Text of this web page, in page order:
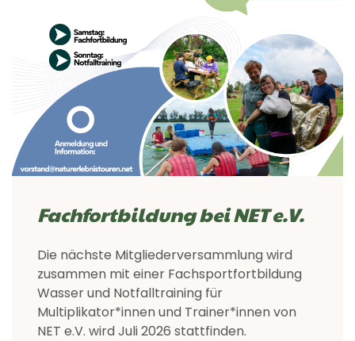
Fachfortbildung bei NET e.V.
Die nächste Mitgliederversammlung wird
zusammen mit einer Fachsportfortbildung
Wasser und Notfalltraining für
Multiplikator*innen und Trainer*innen von
NET e.V. wird Juli 2026 stattfinden.